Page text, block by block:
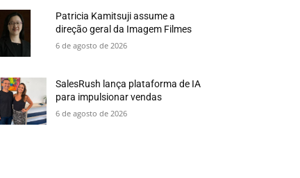
Patricia Kamitsuji assume a
direção geral da Imagem Filmes
6 de agosto de 2026
SalesRush lança plataforma de IA
para impulsionar vendas
6 de agosto de 2026